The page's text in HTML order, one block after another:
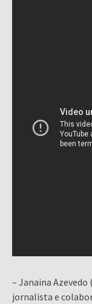
– Janaina Azevedo (
jornalista e